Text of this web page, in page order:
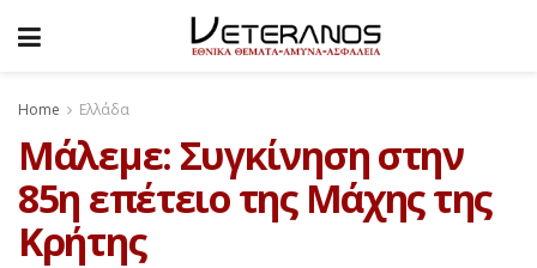
Home Ελλάδα
Μάλεμε: Συγκίνηση στην
85η επέτειο της Μάχης της
Κρήτης